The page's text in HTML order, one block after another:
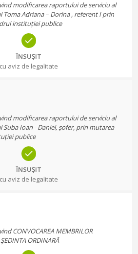
modificarea raportului de serviciu al
Adriana – Dorina , referent I prin
instituției publice
ÎNSUȘIT
cu aviz de legalitate
modificarea raportului de serviciu al
Ioan - Daniel, șofer, prin mutarea
publice
ÎNSUȘIT
cu aviz de legalitate
CONVOCAREA MEMBRILOR
ORDINARĂ